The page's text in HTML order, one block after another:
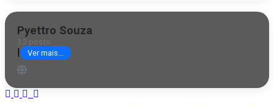
Pyettro Souza
32 posts
Ver mais...